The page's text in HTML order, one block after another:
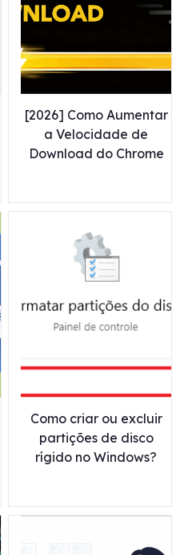
[2026] Como Aumentar
a Velocidade de
Download do Chrome
Como criar ou excluir
partições de disco
rígido no Windows?